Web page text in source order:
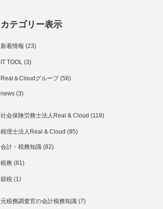
カテゴリー表示
新着情報 (23)
IT TOOL (3)
Real＆Cloudグループ(56)
news (3)
社会保険労務士法人Real & Cloud (118)
税理士法人Real & Cloud (95)
会計・税務知識 (82)
税務 (81)
節税 (1)
元税務調査官の会計税務知識 (7)